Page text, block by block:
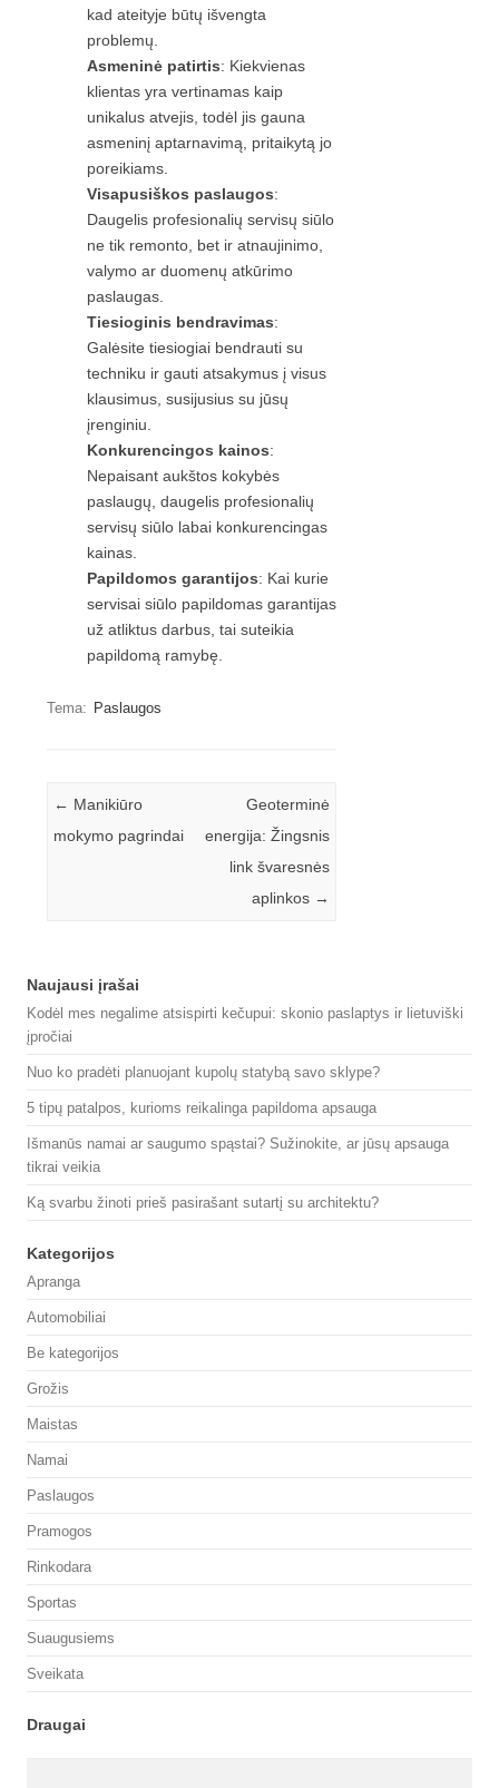
kad ateityje būtų išvengta
problemų.
Asmeninė patirtis: Kiekvienas
klientas yra vertinamas kaip
unikalus atvejis, todėl jis gauna
asmeninį aptarnavimą, pritaikytą jo
poreikiams.
Visapusiškos paslaugos:
Daugelis profesionalių servisų siūlo
ne tik remonto, bet ir atnaujinimo,
valymo ar duomenų atkūrimo
paslaugas.
Tiesioginis bendravimas:
Galėsite tiesiogiai bendrauti su
techniku ir gauti atsakymus į visus
klausimus, susijusius su jūsų
įrenginiu.
Konkurencingos kainos:
Nepaisant aukštos kokybės
paslaugų, daugelis profesionalių
servisų siūlo labai konkurencingas
kainas.
Papildomos garantijos: Kai kurie
servisai siūlo papildomas garantijas
už atliktus darbus, tai suteikia
papildomą ramybę.
Tema: Paslaugos
Įrašo navigacija
← Manikiūro
mokymo pagrindai
Geoterminė
energija: Žingsnis
link švaresnės
aplinkos →
Naujausi įrašai
Kodėl mes negalime atsispirti kečupui: skonio paslaptys ir lietuviški
įpročiai
Nuo ko pradėti planuojant kupolų statybą savo sklype?
5 tipų patalpos, kurioms reikalinga papildoma apsauga
Išmanūs namai ar saugumo spąstai? Sužinokite, ar jūsų apsauga
tikrai veikia
Ką svarbu žinoti prieš pasirašant sutartį su architektu?
Kategorijos
Apranga
Automobiliai
Be kategorijos
Grožis
Maistas
Namai
Paslaugos
Pramogos
Rinkodara
Sportas
Suaugusiems
Sveikata
Draugai